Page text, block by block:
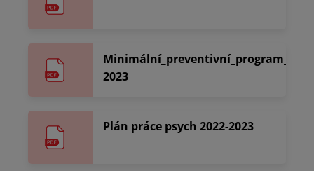
2023
Plán práce psych 2022-2023